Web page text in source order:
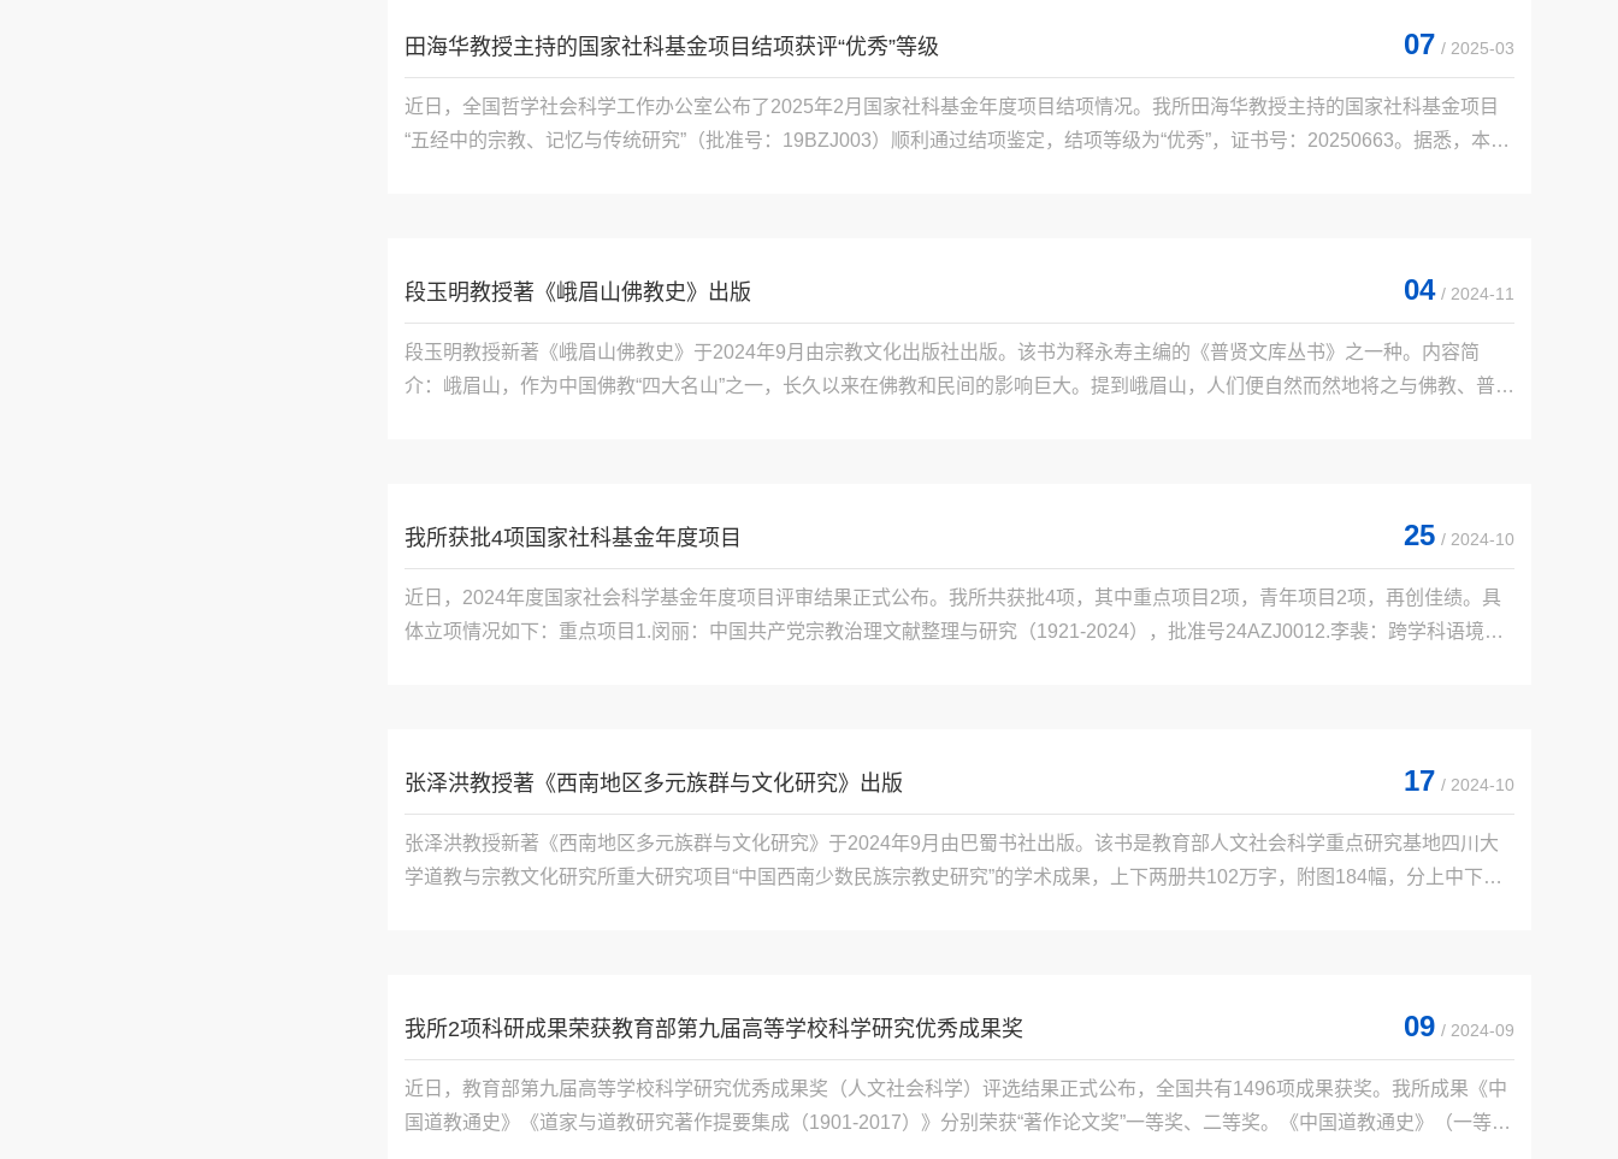
田海华教授主持的国家社科基金项目结项获评“优秀”等级 07 / 2025-03
近日，全国哲学社会科学工作办公室公布了2025年2月国家社科基金年度项目结项情况。我所田海华教授主持的国家社科基金项目
“五经中的宗教、记忆与传统研究”（批准号：19BZJ003）顺利通过结项鉴定，结项等级为“优秀”，证书号：20250663。据悉，本批
段玉明教授著《峨眉山佛教史》出版 04 / 2024-11
段玉明教授新著《峨眉山佛教史》于2024年9月由宗教文化出版社出版。该书为释永寿主编的《普贤文库丛书》之一种。内容简
介：峨眉山，作为中国佛教“四大名山”之一，长久以来在佛教和民间的影响巨大。提到峨眉山，人们便自然而然地将之与佛教、普贤
我所获批4项国家社科基金年度项目 25 / 2024-10
近日，2024年度国家社会科学基金年度项目评审结果正式公布。我所共获批4项，其中重点项目2项，青年项目2项，再创佳绩。具
体立项情况如下：重点项目1.闵丽：中国共产党宗教治理文献整理与研究（1921-2024），批准号24AZJ0012.李裴：跨学科语境下
张泽洪教授著《西南地区多元族群与文化研究》出版 17 / 2024-10
张泽洪教授新著《西南地区多元族群与文化研究》于2024年9月由巴蜀书社出版。该书是教育部人文社会科学重点研究基地四川大
学道教与宗教文化研究所重大研究项目“中国西南少数民族宗教史研究”的学术成果，上下两册共102万字，附图184幅，分上中下三
我所2项科研成果荣获教育部第九届高等学校科学研究优秀成果奖 09 / 2024-09
近日，教育部第九届高等学校科学研究优秀成果奖（人文社会科学）评选结果正式公布，全国共有1496项成果获奖。我所成果《中
国道教通史》《道家与道教研究著作提要集成（1901-2017）》分别荣获“著作论文奖”一等奖、二等奖。《中国道教通史》（一等